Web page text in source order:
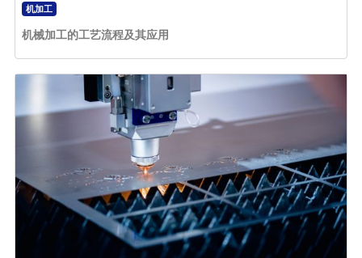
机加工
机械加工的工艺流程及其应用